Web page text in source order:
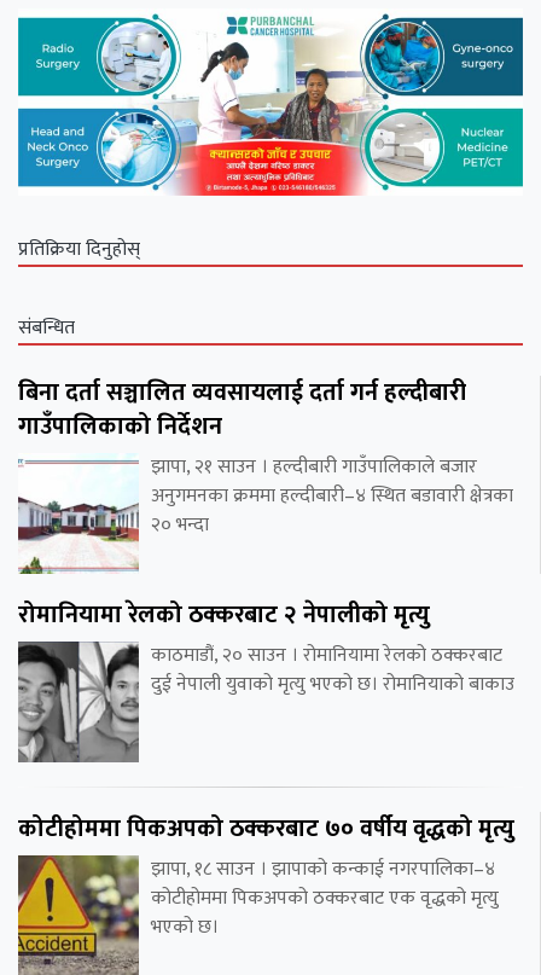
प्रतिक्रिया दिनुहोस्
संबन्धित
बिना दर्ता सञ्चालित व्यवसायलाई दर्ता गर्न हल्दीबारी
गाउँपालिकाको निर्देशन
झापा, २१ साउन । हल्दीबारी गाउँपालिकाले बजार
अनुगमनका क्रममा हल्दीबारी–४ स्थित बडावारी क्षेत्रका
२० भन्दा
रोमानियामा रेलको ठक्करबाट २ नेपालीको मृत्यु
काठमाडौं, २० साउन । रोमानियामा रेलको ठक्करबाट
दुई नेपाली युवाको मृत्यु भएको छ। रोमानियाको बाकाउ
कोटीहोममा पिकअपको ठक्करबाट ७० वर्षीय वृद्धको मृत्यु
झापा, १८ साउन । झापाको कन्काई नगरपालिका–४
कोटीहोममा पिकअपको ठक्करबाट एक वृद्धको मृत्यु
भएको छ।